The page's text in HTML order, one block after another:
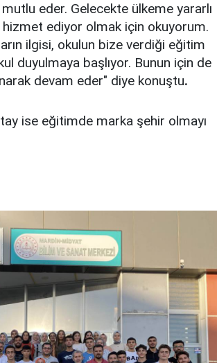
eder. Gelecekte ülkeme yararlı
ediyor olmak için okuyorum.
ilgisi, okulun bize verdiği eğitim
duyulmaya başlıyor. Bunun için de
devam eder" diye konuştu.
ise eğitimde marka şehir olmayı